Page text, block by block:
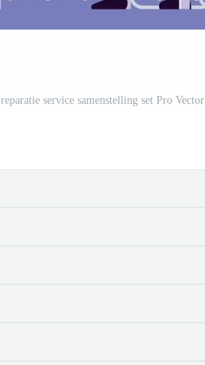
reparatie service samenstelling set Pro Vector